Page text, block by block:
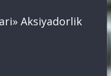
Aksiyadorlik